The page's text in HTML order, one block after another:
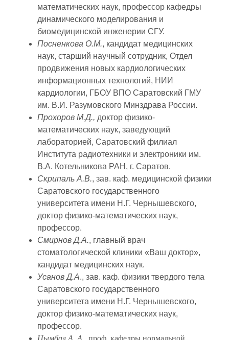
математических наук, профессор кафедры
динамического моделирования и
биомедицинской инженерии СГУ.
Посненкова О.М., кандидат медицинских
наук, старший научный сотрудник, Отдел
продвижения новых кардиологических
информационных технологий, НИИ
кардиологии, ГБОУ ВПО Саратовский ГМУ
им. В.И. Разумовского Минздрава России.
Прохоров М.Д., доктор физико-
математических наук, заведующий
лабораторией, Саратовский филиал
Института радиотехники и электроники им.
В.А. Котельникова РАН, г. Саратов.
Скрипаль А.В., зав. каф. медицинской физики
Саратовского государственного
университета имени Н.Г. Чернышевского,
доктор физико-математических наук,
профессор.
Смирнов Д.А., главный врач
стоматологической клиники «Ваш доктор»,
кандидат медицинских наук.
Усанов Д.А., зав. каф. физики твердого тела
Саратовского государственного
университета имени Н.Г. Чернышевского,
доктор физико-математических наук,
профессор.